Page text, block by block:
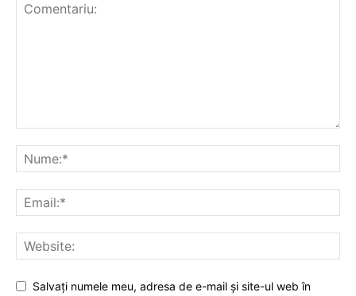
Salvați numele meu, adresa de e-mail și site-ul web în